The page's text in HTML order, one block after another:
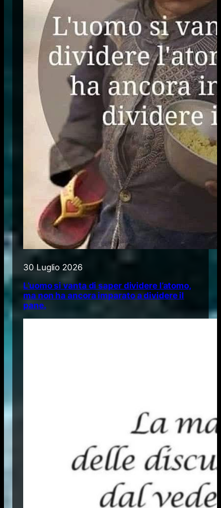
30 Luglio 2026
L’uomo si vanta di saper dividere l’atomo,
ma non ha ancora imparato a dividere il
pane.